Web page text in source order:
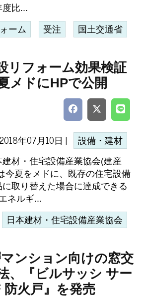
比...
ーム 受注 国土交通省
リフォーム効果検証
メドにHPで公開
2018年07月10日 | 設備・建材
材・住宅設備産業協会(建産
今夏をメドに、既存の住宅設備
取り替えた場合に達成できる
ネルギ...
日本建材・住宅設備産業協会
ンション向けの窓交
、『ビルサッシ サー
火戸』を発売